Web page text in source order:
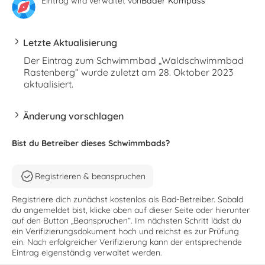
Letzte Aktualisierung
Der Eintrag zum Schwimmbad „Waldschwimmbad
Rastenberg“ wurde zuletzt am 28. Oktober 2023
aktualisiert.
Änderung vorschlagen
Bist du Betreiber dieses Schwimmbads?
Registrieren & beanspruchen
Registriere dich zunächst kostenlos als Bad-Betreiber. Sobald
du angemeldet bist, klicke oben auf dieser Seite oder hierunter
auf den Button „Beanspruchen“. Im nächsten Schritt lädst du
ein Verifizierungsdokument hoch und reichst es zur Prüfung
ein. Nach erfolgreicher Verifizierung kann der entsprechende
Eintrag eigenständig verwaltet werden.